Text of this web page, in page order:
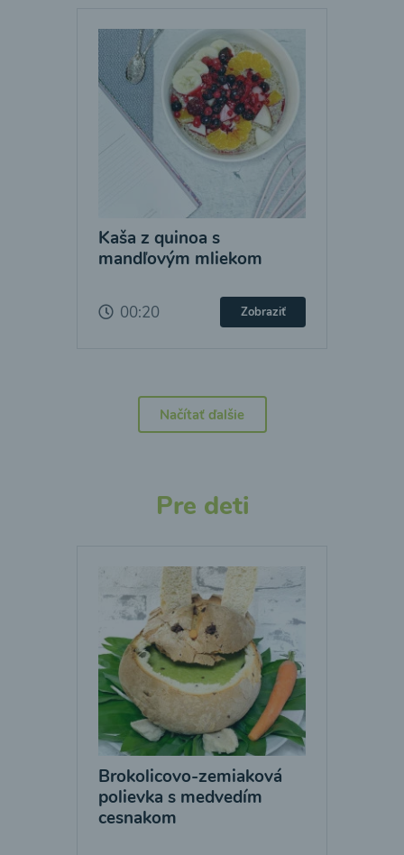
Kaša z quinoa s
mandľovým mliekom
00:20 Zobraziť
Načítať ďalšie
Pre deti
Brokolicovo-zemiaková
polievka s medvedím
cesnakom